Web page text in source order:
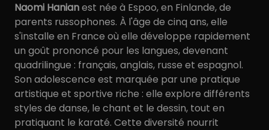
Naomi Hanianest née à Espoo, en Finlande, de
parents russophones. À l'âge de cinq ans, elle
s'installe en France où elle développe rapidement
un goût prononcé pour les langues, devenant
quadrilingue : français, anglais, russe et espagnol.
Son adolescence est marquée par une pratique
artistique et sportive riche : elle explore différents
styles de danse, le chant et le dessin, tout en
pratiquant le karaté. Cette diversité nourrit